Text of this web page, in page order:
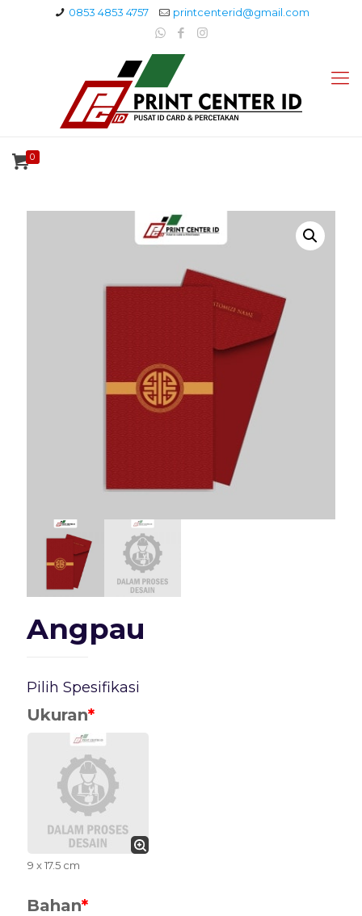
0853 4853 4757 printcenterid@gmail.com
0
Angpau
Pilih Spesifikasi
Ukuran*
9 x 17.5 cm
Bahan*